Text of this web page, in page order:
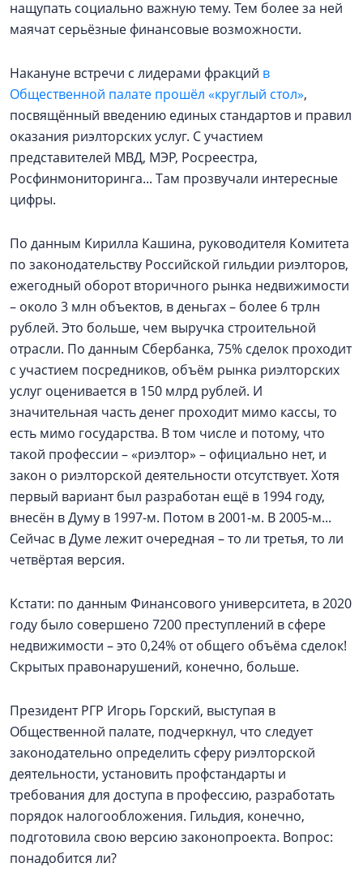
нащупать социально важную тему. Тем более за ней
маячат серьёзные финансовые возможности.
Накануне встречи с лидерами фракций в
Общественной палате прошёл «круглый стол»,
посвящённый введению единых стандартов и правил
оказания риэлторских услуг. С участием
представителей МВД, МЭР, Росреестра,
Росфинмониторинга... Там прозвучали интересные
цифры.
По данным Кирилла Кашина, руководителя Комитета
по законодательству Российской гильдии риэлторов,
ежегодный оборот вторичного рынка недвижимости
– около 3 млн объектов, в деньгах – более 6 трлн
рублей. Это больше, чем выручка строительной
отрасли. По данным Сбербанка, 75% сделок проходит
с участием посредников, объём рынка риэлторских
услуг оценивается в 150 млрд рублей. И
значительная часть денег проходит мимо кассы, то
есть мимо государства. В том числе и потому, что
такой профессии – «риэлтор» – официально нет, и
закон о риэлторской деятельности отсутствует. Хотя
первый вариант был разработан ещё в 1994 году,
внесён в Думу в 1997-м. Потом в 2001-м. В 2005-м...
Сейчас в Думе лежит очередная – то ли третья, то ли
четвёртая версия.
Кстати: по данным Финансового университета, в 2020
году было совершено 7200 преступлений в сфере
недвижимости – это 0,24% от общего объёма сделок!
Скрытых правонарушений, конечно, больше.
Президент РГР Игорь Горский, выступая в
Общественной палате, подчеркнул, что следует
законодательно определить сферу риэлторской
деятельности, установить профстандарты и
требования для доступа в профессию, разработать
порядок налогообложения. Гильдия, конечно,
подготовила свою версию законопроекта. Вопрос:
понадобится ли?